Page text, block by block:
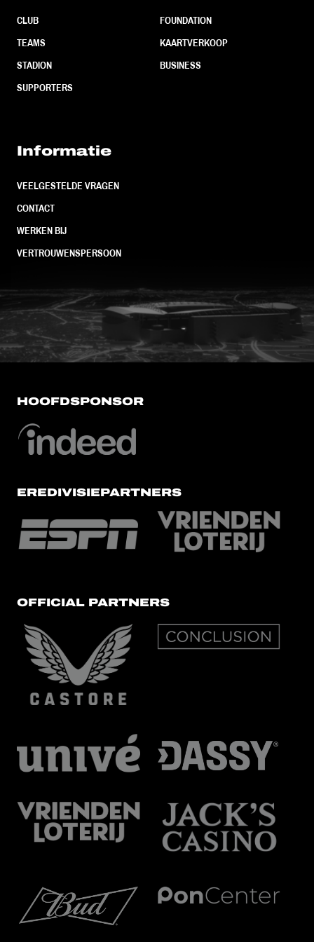
CLUB
TEAMS
STADION
SUPPORTERS
FOUNDATION
KAARTVERKOOP
BUSINESS
Informatie
VEELGESTELDE VRAGEN
CONTACT
WERKEN BIJ
VERTROUWENSPERSOON
FC Utrecht<br>vanuit<br>het
HOOFDSPONSOR
EREDIVISIEPARTNERS
OFFICIAL PARTNERS